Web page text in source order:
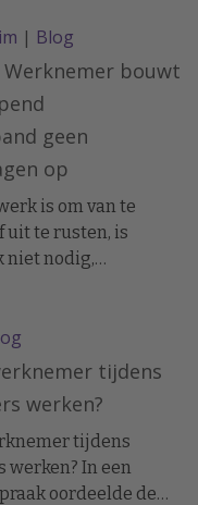
| Blog
bouwt
geen
op
is om van te
uit te rusten, is
niet nodig,
tijdens
werken?
tijdens
werken? In een
oordeelde de